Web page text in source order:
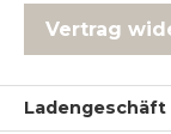
Vertrag
Ladengeschäft